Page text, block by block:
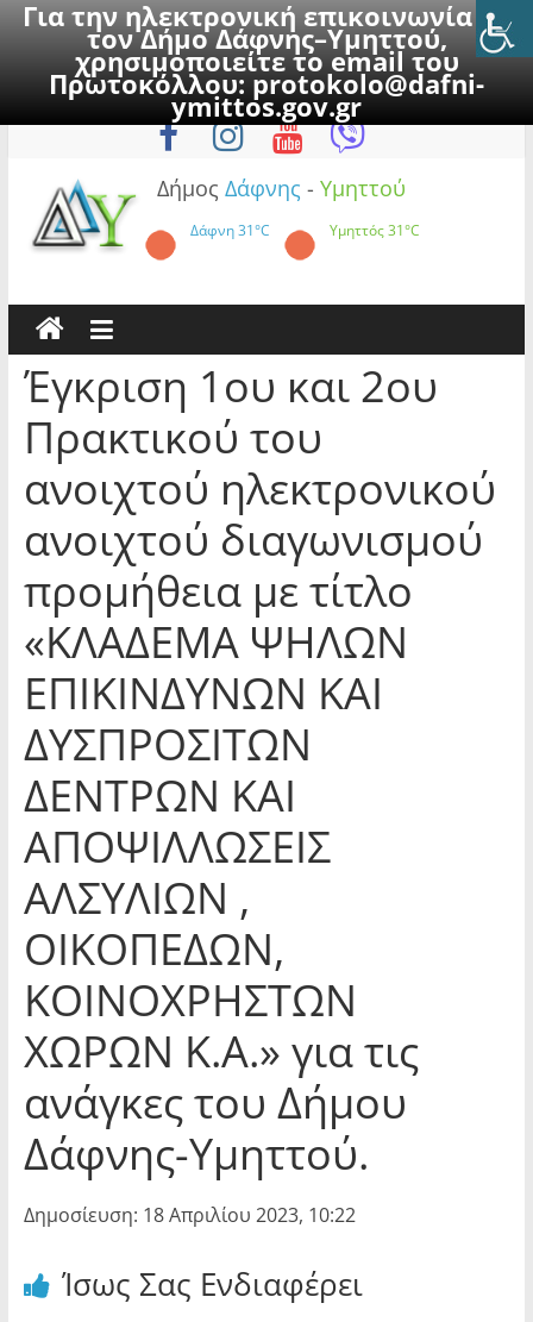
Για την ηλεκτρονική επικοινωνία με
τον Δήμο Δάφνης–Υμηττού,
χρησιμοποιείτε το email του
Πρωτοκόλλου:protokolo@dafni-
ymittos.gov.gr
to
Πέμπτη, 6 Αυγούστου 2026
Δήμος Δάφνης - Υμηττού
Δάφνη31°C Υμηττός31°C
Έγκριση 1ου και 2ου
Πρακτικού του
ανοιχτού ηλεκτρονικού
ανοιχτού διαγωνισμού
προμήθεια με τίτλο
«ΚΛΑΔΕΜΑ ΨΗΛΩΝ
ΕΠΙΚΙΝΔΥΝΩΝ ΚΑΙ
ΔΥΣΠΡΟΣΙΤΩΝ
ΔΕΝΤΡΩΝ ΚΑΙ
ΑΠΟΨΙΛΛΩΣΕΙΣ
ΑΛΣΥΛΙΩΝ ,
ΟΙΚΟΠΕΔΩΝ,
ΚΟΙΝΟΧΡΗΣΤΩΝ
ΧΩΡΩΝ Κ.Α.» για τις
ανάγκες του Δήμου
Δάφνης-Υμηττού.
Δημοσίευση: 18 Απριλίου 2023, 10:22
Ίσως Σας Ενδιαφέρει